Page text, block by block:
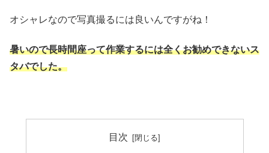
オシャレなので写真撮るには良いんですがね！
暑いので長時間座って作業するには全くお勧めできないス
タバでした。
目次